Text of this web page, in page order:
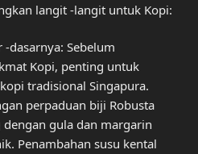
langit -langit untuk Kopi:
dasarnya: Sebelum
Kopi, penting untuk
tradisional Singapura.
perpaduan biji Robusta
gula dan margarin
Penambahan susu kental